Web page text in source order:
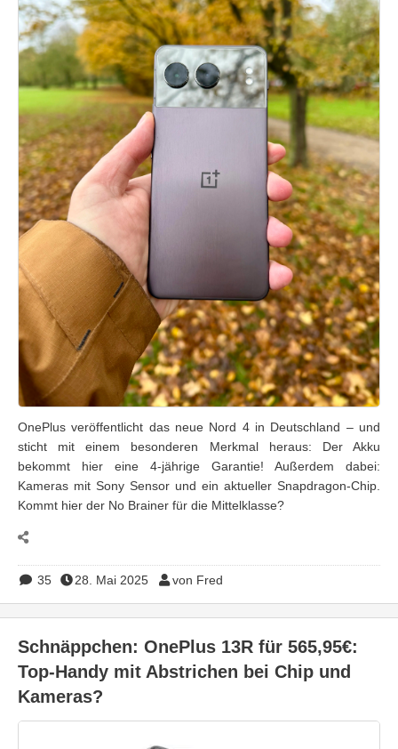
OnePlus veröffentlicht das neue Nord 4 in Deutschland – und
sticht mit einem besonderen Merkmal heraus: Der Akku
bekommt hier eine 4-jährige Garantie! Außerdem dabei:
Kameras mit Sony Sensor und ein aktueller Snapdragon-Chip.
Kommt hier der No Brainer für die Mittelklasse?
35 28. Mai 2025 von Fred
Schnäppchen: OnePlus 13R für 565,95€:
Top-Handy mit Abstrichen bei Chip und
Kameras?